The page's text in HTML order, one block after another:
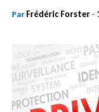
Par Frédéric Forster -